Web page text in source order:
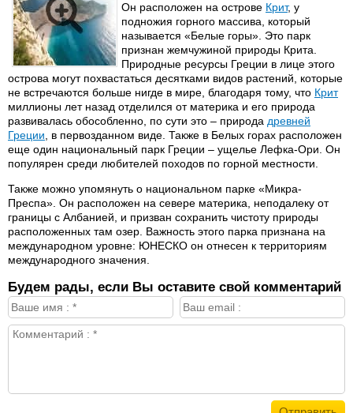
Он расположен на острове Крит, у
подножия горного массива, который
называется «Белые горы». Это парк
признан жемчужиной природы Крита.
Природные ресурсы Греции в лице этого
острова могут похвастаться десятками видов растений, которые
не встречаются больше нигде в мире, благодаря тому, что Крит
миллионы лет назад отделился от материка и его природа
развивалась обособленно, по сути это – природа древней
Греции , в первозданном виде. Также в Белых горах расположен
еще один национальный парк Греции – ущелье Лефка-Ори. Он
популярен среди любителей походов по горной местности.
Также можно упомянуть о национальном парке «Микра-
Преспа». Он расположен на севере материка, неподалеку от
границы с Албанией, и призван сохранить чистоту природы
расположенных там озер. Важность этого парка признана на
международном уровне: ЮНЕСКО он отнесен к территориям
международного значения.
Будем рады, если Вы оставите свой комментарий